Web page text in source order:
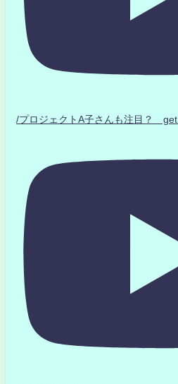
/プロジェクトA子さんも注目？